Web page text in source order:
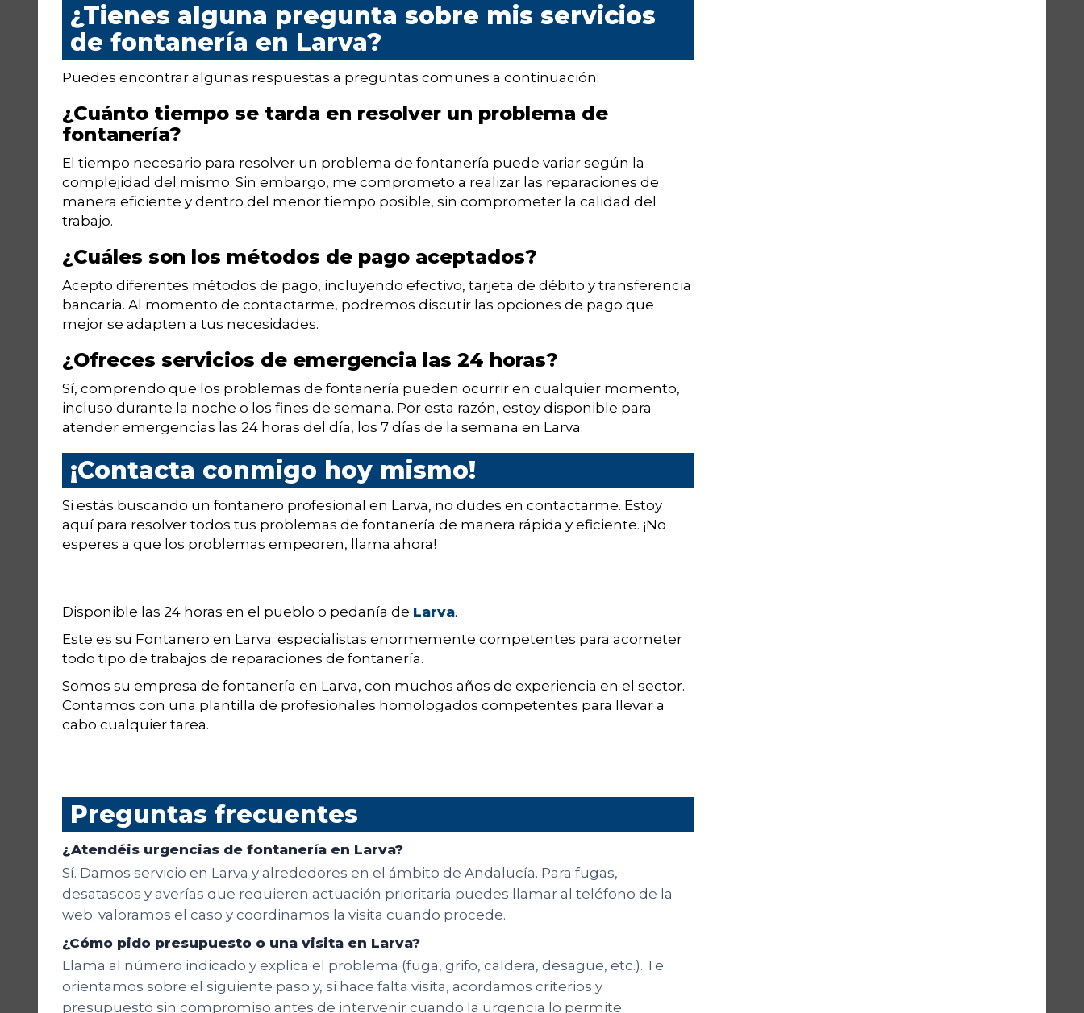
¿Tienes alguna pregunta sobre mis servicios
de fontanería en Larva?
Puedes encontrar algunas respuestas a preguntas comunes a continuación:
¿Cuánto tiempo se tarda en resolver un problema de
fontanería?
El tiempo necesario para resolver un problema de fontanería puede variar según la
complejidad del mismo. Sin embargo, me comprometo a realizar las reparaciones de
manera eficiente y dentro del menor tiempo posible, sin comprometer la calidad del
trabajo.
¿Cuáles son los métodos de pago aceptados?
Acepto diferentes métodos de pago, incluyendo efectivo, tarjeta de débito y transferencia
bancaria. Al momento de contactarme, podremos discutir las opciones de pago que
mejor se adapten a tus necesidades.
¿Ofreces servicios de emergencia las 24 horas?
Sí, comprendo que los problemas de fontanería pueden ocurrir en cualquier momento,
incluso durante la noche o los fines de semana. Por esta razón, estoy disponible para
atender emergencias las 24 horas del día, los 7 días de la semana en Larva.
¡Contacta conmigo hoy mismo!
Si estás buscando un fontanero profesional en Larva, no dudes en contactarme. Estoy
aquí para resolver todos tus problemas de fontanería de manera rápida y eficiente. ¡No
esperes a que los problemas empeoren, llama ahora!
Disponible las 24 horas en el pueblo o pedanía de Larva.
Este es su Fontanero en Larva. especialistas enormemente competentes para acometer
todo tipo de trabajos de reparaciones de fontanería.
Somos su empresa de fontanería en Larva, con muchos años de experiencia en el sector.
Contamos con una plantilla de profesionales homologados competentes para llevar a
cabo cualquier tarea.
Preguntas frecuentes
¿Atendéis urgencias de fontanería en Larva?
Sí. Damos servicio en Larva y alrededores en el ámbito de Andalucía. Para fugas,
desatascos y averías que requieren actuación prioritaria puedes llamar al teléfono de la
web; valoramos el caso y coordinamos la visita cuando procede.
¿Cómo pido presupuesto o una visita en Larva?
Llama al número indicado y explica el problema (fuga, grifo, caldera, desagüe, etc.). Te
orientamos sobre el siguiente paso y, si hace falta visita, acordamos criterios y
presupuesto sin compromiso antes de intervenir cuando la urgencia lo permite.